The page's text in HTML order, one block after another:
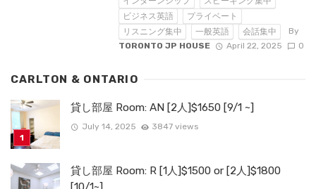
ビジネス英語
プライベート
リスニング集中
一般英語 会話集中
By
TORONTO JP HOUSE
April 22, 2025 0
CARLTON & ONTARIO
貸し部屋 Room: AN [2人]$1650 [9/1 ~]
July 14, 2025 3847 views
貸し部屋 Room: R [1人]$1500 or [2人]$1800